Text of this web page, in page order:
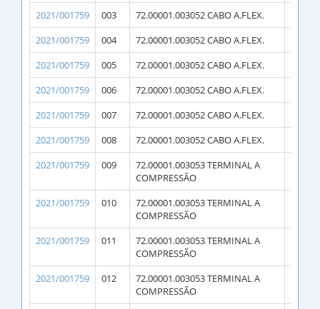
2021/001759
003 72.00001.003052 CABO A.FLEX.
2021/001759
004 72.00001.003052 CABO A.FLEX.
2021/001759
005 72.00001.003052 CABO A.FLEX.
2021/001759
006 72.00001.003052 CABO A.FLEX.
2021/001759
007 72.00001.003052 CABO A.FLEX.
2021/001759
008 72.00001.003052 CABO A.FLEX.
2021/001759
009
72.00001.003053 TERMINAL A
COMPRESSÃO
2021/001759 010
72.00001.003053 TERMINAL A
COMPRESSÃO
2021/001759 011
72.00001.003053 TERMINAL A
COMPRESSÃO
2021/001759 012
72.00001.003053 TERMINAL A
COMPRESSÃO